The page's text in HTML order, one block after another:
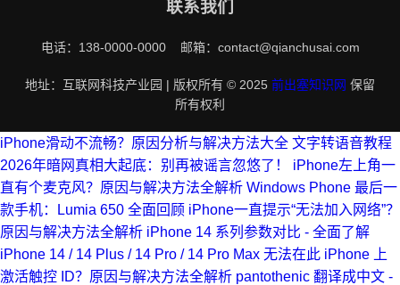
联系我们
电话：138-0000-0000 邮箱：contact@qianchusai.com
地址：互联网科技产业园 | 版权所有 © 2025 前出塞知识网 保留
所有权利
iPhone滑动不流畅？原因分析与解决方法大全 文字转语音教程
2026年暗网真相大起底：别再被谣言忽悠了！
iPhone左上角一
直有个麦克风？原因与解决方法全解析 Windows Phone 最后一
款手机：Lumia 650 全面回顾 iPhone一直提示“无法加入网络”？
原因与解决方法全解析 iPhone 14 系列参数对比 - 全面了解
iPhone 14 / 14 Plus / 14 Pro / 14 Pro Max 无法在此 iPhone 上
激活触控 ID？原因与解决方法全解析 pantothenic 翻译成中文 -